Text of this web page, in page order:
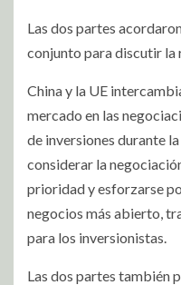
Las dos partes
conjunto para discutir la
China y la UE
mercado en las
de inversiones durante
considerar la
prioridad y esforzarse
negocios más abierto,
para los inversionistas.
Las dos partes también